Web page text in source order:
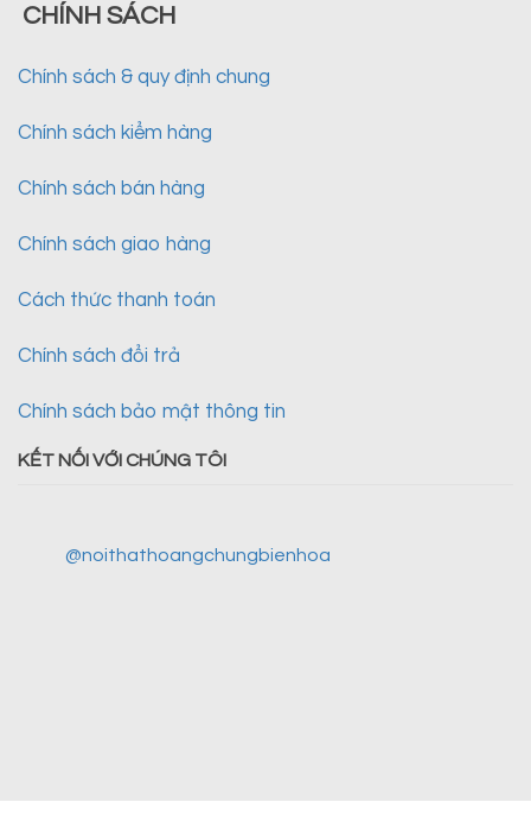
CHÍNH SÁCH
Chính sách & quy định chung
Chính sách kiểm hàng
Chính sách bán hàng
Chính sách giao hàng
Cách thức thanh toán
Chính sách đổi trả
Chính sách bảo mật thông tin
KẾT NỐI VỚI CHÚNG TÔI
@noithathoangchungbienhoa